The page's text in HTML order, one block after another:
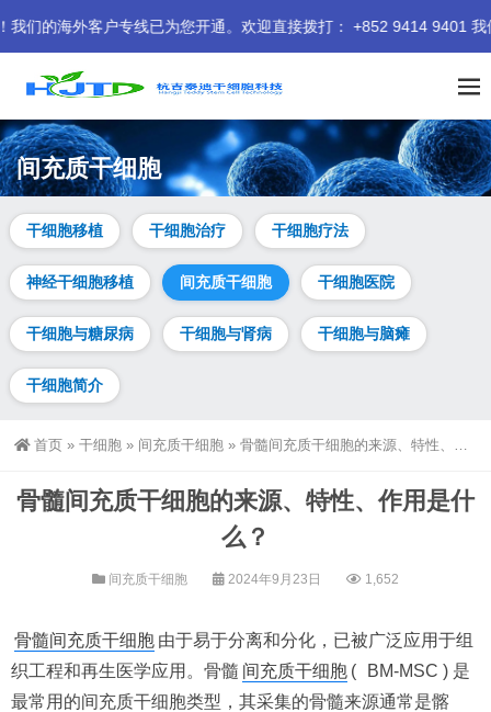
海外客户专线已为您开通。欢迎直接拨打： +852 9414 9401 我们期
间充质干细胞
干细胞移植 干细胞治疗 干细胞疗法
神经干细胞移植 间充质干细胞 干细胞医院
干细胞与糖尿病 干细胞与肾病 干细胞与脑瘫
干细胞简介
首页 » 干细胞 » 间充质干细胞 » 骨髓间充质干细胞的来源、特性、作用是什么？
骨髓间充质干细胞的来源、特性、作用是什
么？
间充质干细胞 2024年9月23日 1,652
骨髓间充质干细胞 由于易于分离和分化，已被广泛应用于组
织工程和再生医学应用。骨髓 间充质干细胞 (
BM-MSC ) 是
最常用的间充质干细胞类型，其采集的骨髓来源通常是髂